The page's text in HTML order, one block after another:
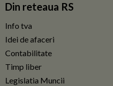
Din reteaua RS
Info tva
Idei de afaceri
Contabilitate
Timp liber
Legislatia Muncii